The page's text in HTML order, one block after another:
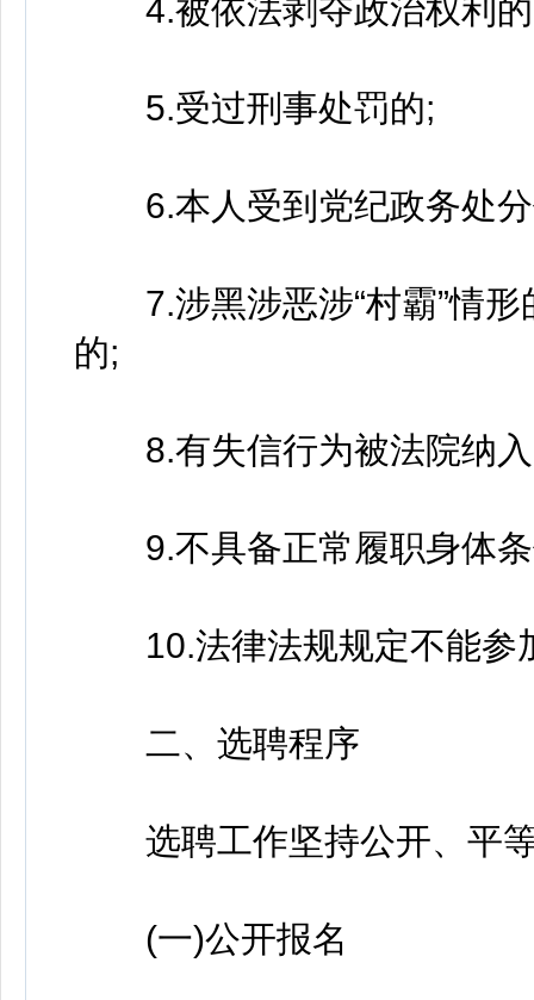
4.被依法剥夺政治权利
5.受过刑事处罚的;
6.本人受到党纪政务处分
7.涉黑涉恶涉“村霸”情形
的;
8.有失信行为被法院纳入
9.不具备正常履职身体条
10.法律法规规定不能参
二、选聘程序
选聘工作坚持公开、平等
(一)公开报名